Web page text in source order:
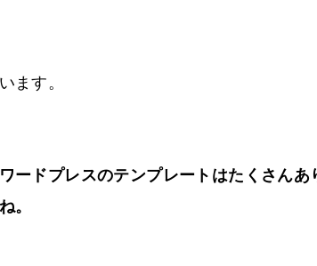
ます。
ードプレスのテンプレートはたくさん
。